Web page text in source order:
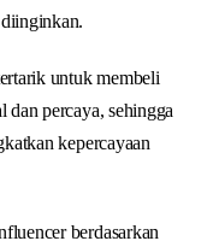
untuk membeli
dan percaya, sehingga
kepercayaan
berdasarkan